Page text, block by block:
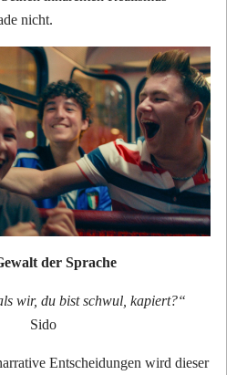
nicht.
der Sprache
wir, du bist schwul, kapiert?“
Sido
Entscheidungen wird dieser